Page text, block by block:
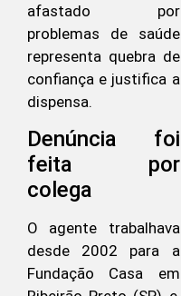
afastado por
problemas de saúde
representa quebra de
confiança e justifica a
dispensa.
Denúncia foi
feita por
colega
O agente trabalhava
desde 2002 para a
Fundação Casa em